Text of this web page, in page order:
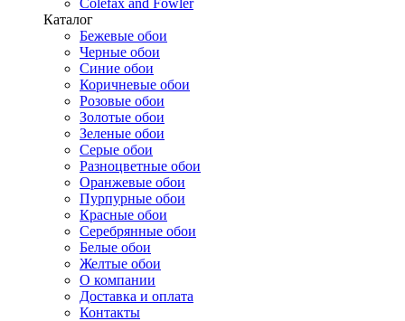
Colefax and Fowler
Каталог
Бежевые обои
Черные обои
Синие обои
Коричневые обои
Розовые обои
Золотые обои
Зеленые обои
Серые обои
Разноцветные обои
Оранжевые обои
Пурпурные обои
Красные обои
Серебрянные обои
Белые обои
Желтые обои
О компании
Доставка и оплата
Контакты